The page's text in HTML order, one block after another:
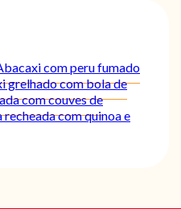
com peru fumado
grelhado com bola de
com couves de
com quinoa e